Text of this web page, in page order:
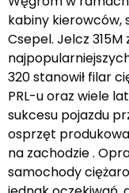
kabiny kierowców,
Csepel. Jelcz 315M
320 stanowił filar
PRL-u oraz wiele
sukcesu pojazdu
osprzęt
na zachodzie .
samochody